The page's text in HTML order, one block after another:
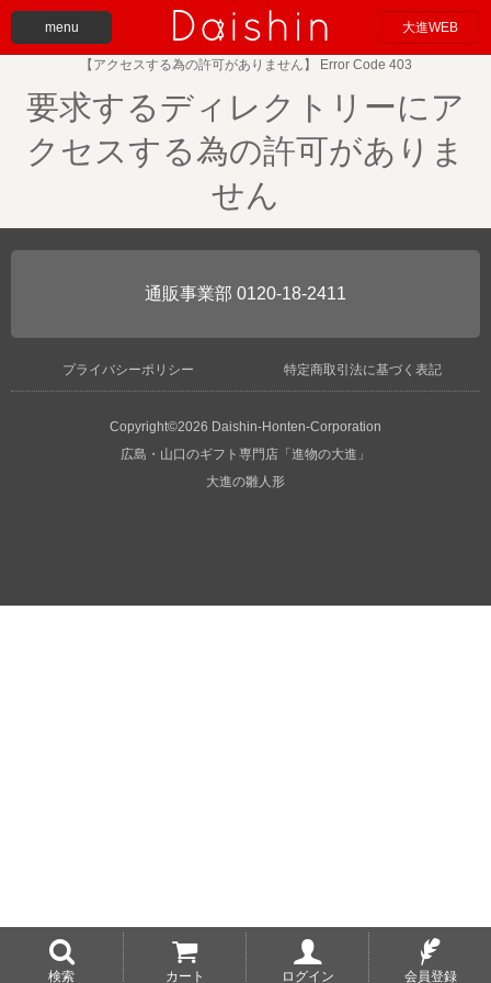
menu 大進WEB
検索 カート ログイン 会員登録
【アクセスする為の許可がありません】 Error Code 403
要求するディレクトリーにア
クセスする為の許可がありま
せん
0120-18-2411
プライバシーポリシー 特定商取引法に基づく表記
Copyright©2026 Daishin-Honten-Corporation
広島・山口のギフト専門店「進物の大進」
大進の雛人形